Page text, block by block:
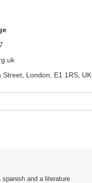
Street, London, E1 1RS, UK
and a literature